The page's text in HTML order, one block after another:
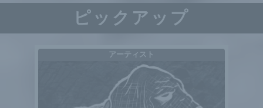
ピックアップ
アーティスト